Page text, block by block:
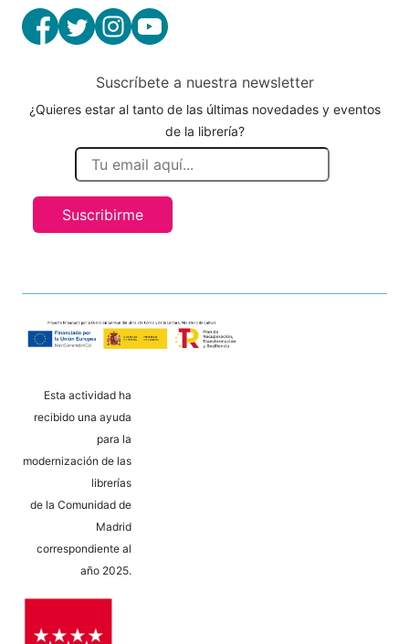
Suscríbete a nuestra newsletter
¿Quieres estar al tanto de las últimas novedades y eventos
de la librería?
Suscribirme
Esta actividad ha
recibido una ayuda
para la
modernización de las
librerías
de la Comunidad de
Madrid
correspondiente al
año 2025.